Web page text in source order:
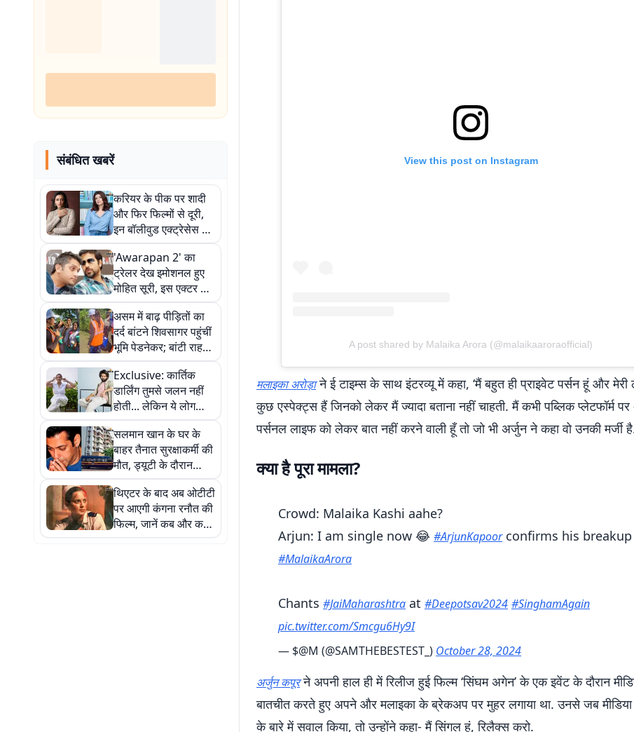
संबंधित खबरें
करियर के पीक पर शादी
और फिर फिल्मों से दूरी,
इन बॉलीवुड एक्ट्रेसेस ने
चुनी अलग राह
'Awarapan 2' का
ट्रेलर देख इमोशनल हुए
मोहित सूरी, इस एक्टर के
लिए लिखा हार्ट टचिंग नोट
असम में बाढ़ पीड़ितों का
दर्द बांटने शिवसागर पहुंचीं
भूमि पेडनेकर; बांटी राहत
सामग्री, लोगों से की मदद
की अपील
Exclusive: कार्तिक
डार्लिंग तुमसे जलन नहीं
होती... लेकिन ये लोग
लड़वाने पर लगे हैं
सलमान खान के घर के
बाहर तैनात सुरक्षाकर्मी की
मौत, ड्यूटी के दौरान
अचानक आया हार्ट अटैक
थिएटर के बाद अब ओटीटी
पर आएगी कंगना रनौत की
फिल्म, जानें कब और कहां
देख पाएंगे
View this post on Instagram
A post shared by Malaika Arora (@malaikaaroraofficial)
मलाइका अरोड़ाने ई टाइम्स के साथ इंटरव्यू में कहा, ‘मैं बहुत ही प्राइवेट पर्सन हूं और
कुछ एस्पेक्ट्स हैं जिनको लेकर मैं ज्यादा बताना नहीं चाहती. मैं कभी पब्लिक प्लेटफॉर्म
पर्सनल लाइफ को लेकर बात नहीं करने वाली हूँ तो जो भी अर्जुन ने कहा वो उनकी मर्जी
क्या है पूरा मामला?
Crowd: Malaika Kashi aahe?
Arjun: I am single now 😂 #ArjunKapoorconfirms his
#MalaikaArora
Chants #JaiMaharashtra at #Deepotsav2024 #SinghamAgain
pic.twitter.com/Smcgu6Hy9I
— $@M (@SAMTHEBESTEST_) October 28, 2024
अर्जुन कपूरने अपनी हाल ही में रिलीज हुई फिल्म ‘सिंघम अगेन’ के एक इवेंट के दौरान
बातचीत करते हुए अपने और मलाइका के ब्रेकअप पर मुहर लगाया था. उनसे जब मीडिया
के बारे में सवाल किया, तो उन्होंने कहा- मैं सिंगल हूं, रिलैक्स करो.